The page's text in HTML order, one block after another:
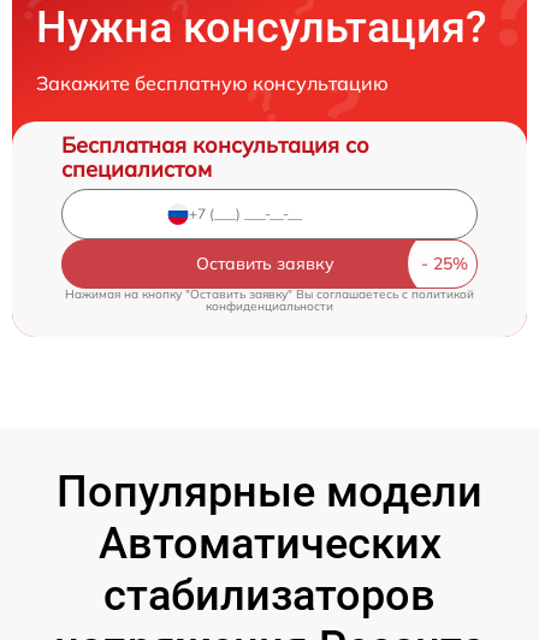
Нужна консультация?
Закажите бесплатную консультацию
Бесплатная консультация со
специалистом
Оставить заявку
Нажимая на кнопку "Оставить заявку" Вы соглашаетесь cполитикой
конфиденциальности
Популярные модели
Автоматических
стабилизаторов